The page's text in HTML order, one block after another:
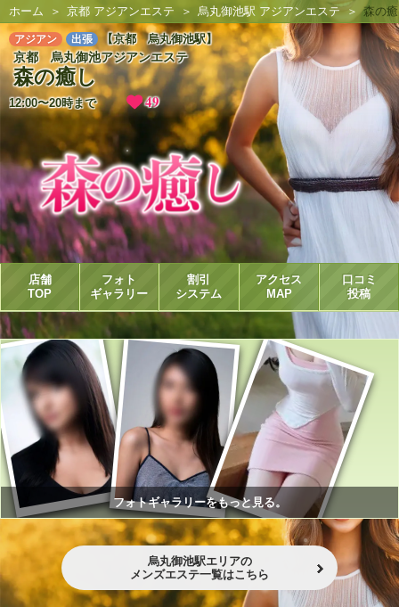
ホーム 京都 アジアンエステ 烏丸御池駅 アジアンエステ 森の
アジアン 出張 【京都 烏丸御池駅】
京都 烏丸御池アジアンエステ
森の癒し
12:00〜20時まで 49
店舗
TOP
フォト
ギャラリー
割引
システム
アクセス
MAP
口コミ
投稿
フォトギャラリーをもっと見る。
烏丸御池駅エリアの
メンズエステ一覧はこちら